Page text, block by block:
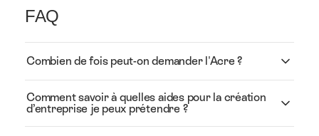
FAQ
Combien de fois peut-on demander l'Acre ?
Comment savoir à quelles aides pour la création
d’entreprise je peux prétendre ?